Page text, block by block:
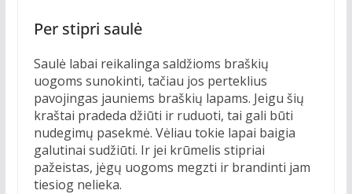
Per stipri saulė
Saulė labai reikalinga saldžioms braškių
uogoms sunokinti, tačiau jos perteklius
pavojingas jauniems braškių lapams. Jeigu šių
kraštai pradeda džiūti ir ruduoti, tai gali būti
nudegimų pasekmė. Vėliau tokie lapai baigia
galutinai sudžiūti. Ir jei krūmelis stipriai
pažeistas, jėgų uogoms megzti ir brandinti jam
tiesiog nelieka.